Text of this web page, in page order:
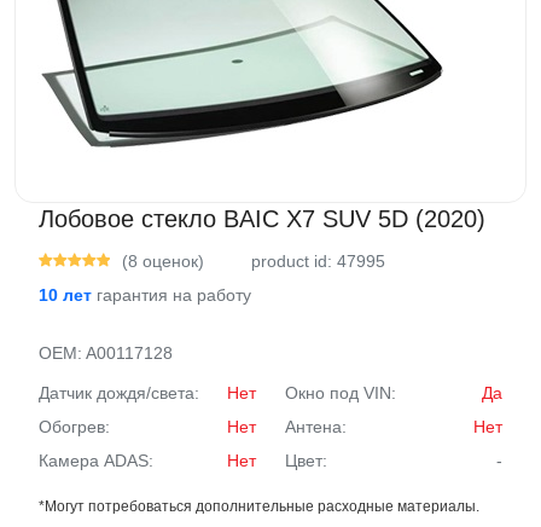
Лобовое стекло BAIC X7 SUV 5D (2020)
(8 оценок)
product id: 47995
10 лет гарантия на работу
OEM: A00117128
Датчик дождя/света: Нет Окно под VIN:
Да
Обогрев:
Нет Антена:
Нет
Камера ADAS:
Нет Цвет: -
*Могут потребоваться дополнительные расходные материалы.
ВАКАНСИИ
ВОПРОС-ОТВЕТ